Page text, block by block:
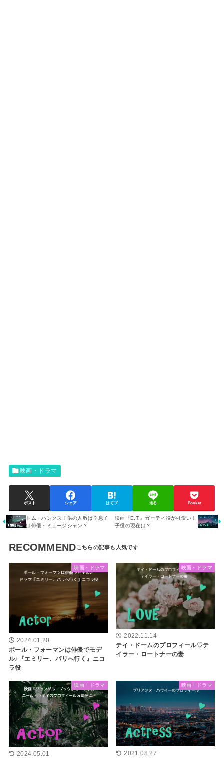
映画・ドラマ
ポスト シェア はてブ 送る Pocket
トム・ハンクス子供の人数は？息子
は俳優・ミュージシャン？
映画『E.T.』ガーティ役が可愛い！
子役の現在は？
RECOMMEND
映画・ドラマ
2024.01.20
ポール・フォーマンは俳優でモデ
ル♪『エミリー、パリへ行く』ニコ
ラ役
映画・ドラマ
2022.11.14
テイ・ドームのプロフィール♡テ
イラー・ロートナーの妻
映画・ドラマ
2024.05.01
映画・ドラマ
2021.08.27